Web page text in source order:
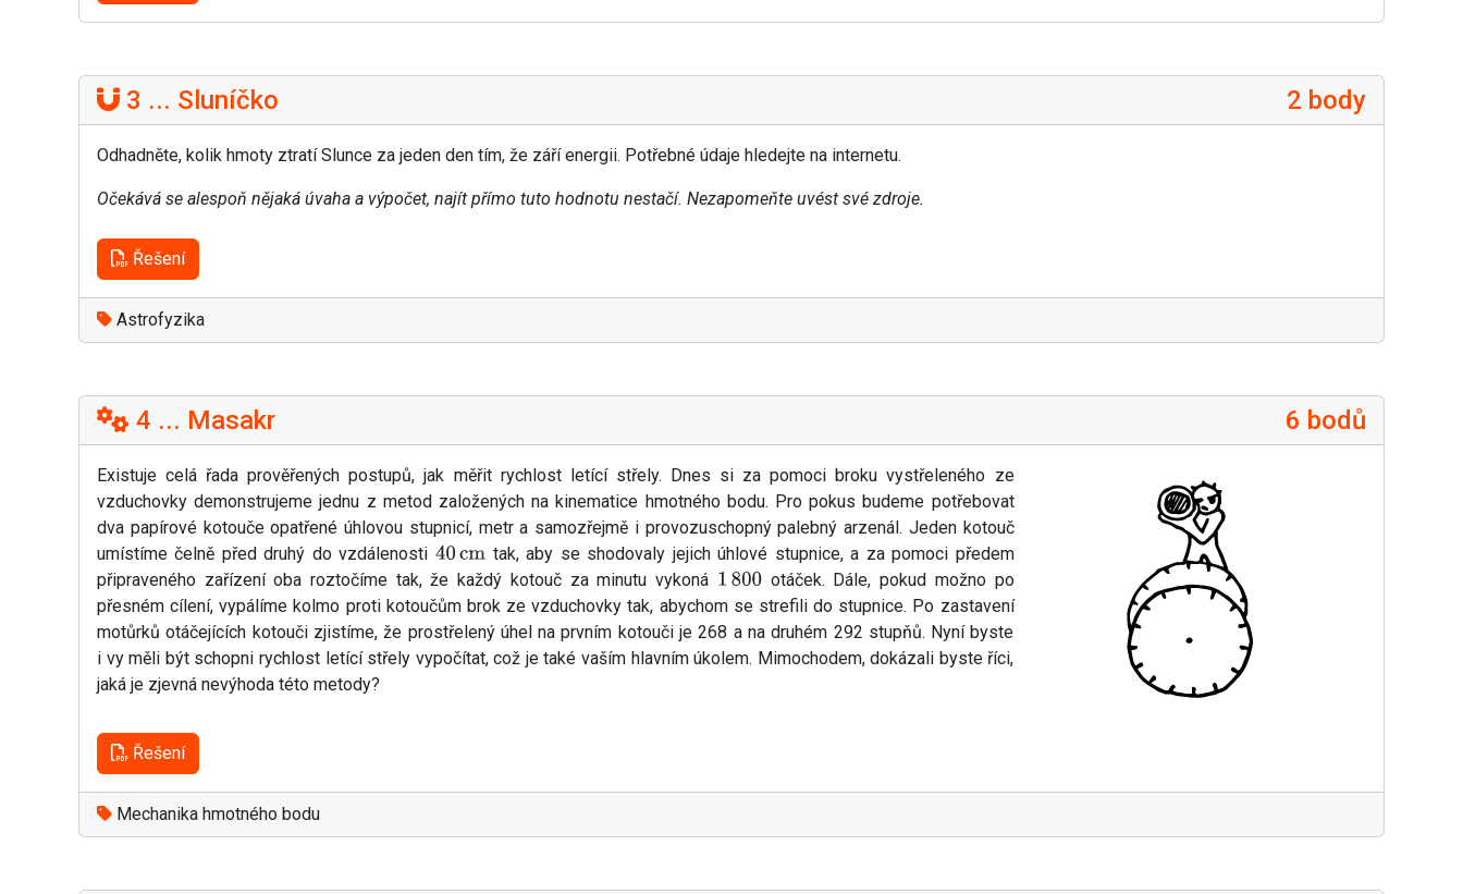
3 ... Sluníčko 2 body
Odhadněte, kolik hmoty ztratí Slunce za jeden den tím, že září energii. Potřebné údaje hledejte na internetu.
Očekává se alespoň nějaká úvaha a výpočet, najít přímo tuto hodnotu nestačí. Nezapomeňte uvést své zdroje.
Řešení
Astrofyzika
4 ... Masakr 6 bodů
Existuje celá řada prověřených postupů, jak měřit rychlost letící střely. Dnes si za pomoci broku vystřeleného ze
vzduchovky demonstrujeme jednu z metod založených na kinematice hmotného bodu. Pro pokus budeme potřebovat
dva papírové kotouče opatřené úhlovou stupnicí, metr a samozřejmě i provozuschopný palebný arzenál. Jeden kotouč
umístíme čelně před druhý do vzdálenosti 40cm
tak, aby se shodovaly jejich úhlové stupnice, a za pomoci předem
připraveného zařízení oba roztočíme tak, že každý kotouč za minutu vykoná 1 800
otáček. Dále, pokud možno po
přesném cílení, vypálíme kolmo proti kotoučům brok ze vzduchovky tak, abychom se strefili do stupnice. Po zastavení
motůrků otáčejících kotouči zjistíme, že prostřelený úhel na prvním kotouči je 268 a na druhém 292 stupňů. Nyní byste
i vy měli být schopni rychlost letící střely vypočítat, což je také vaším hlavním úkolem. Mimochodem, dokázali byste říci,
jaká je zjevná nevýhoda této metody?
Řešení
Mechanika hmotného bodu